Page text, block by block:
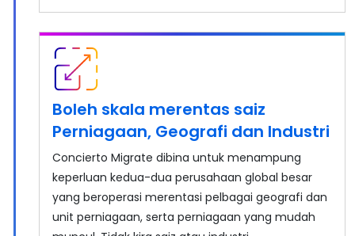
Boleh skala merentas saiz
Perniagaan, Geografi dan Industri
Concierto Migrate dibina untuk menampung
keperluan kedua-dua perusahaan global besar
yang beroperasi merentasi pelbagai geografi dan
unit perniagaan, serta perniagaan yang mudah